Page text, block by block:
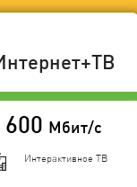
600 Мбит/с
Интерактивное ТВ